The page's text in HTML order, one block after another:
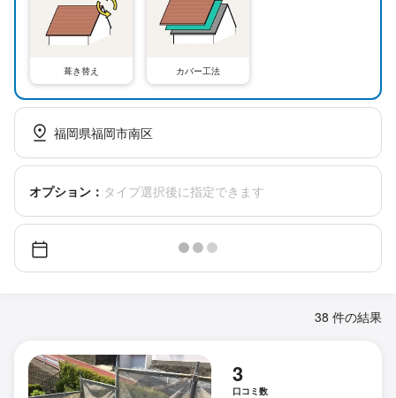
葺き替え カバー工法
福岡県福岡市南区
オプション： タイプ選択後に指定できます
38 件の結果
3
口コミ数